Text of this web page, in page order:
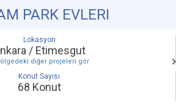
PARK EVLERI
Lokasyon
/ Etimesgut
diğer projeleri gör
Konut Sayısı
68 Konut